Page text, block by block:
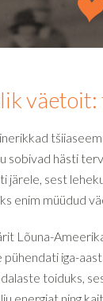
väetoit:
sobivad hästi
järele, sest
enim müüdud
Lõuna-
pühendati iga-
toiduks,